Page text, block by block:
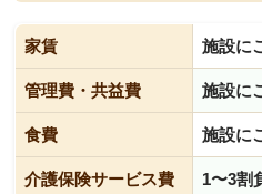
家賃 施設に
管理費・共益費 施設に
食費 施設に
介護保険サービス費 1〜3割